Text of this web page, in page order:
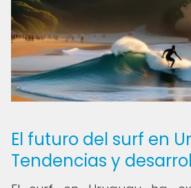
El futuro del surf en
Tendencias y